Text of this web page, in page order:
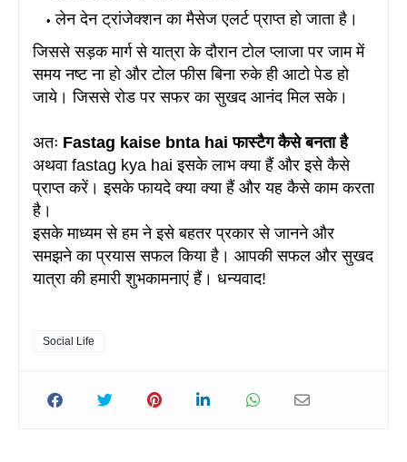
लेन देन ट्रांजेक्शन का मैसेज एलर्ट प्राप्त हो जाता है।
जिससे सड़क मार्ग से यात्रा के दौरान टोल प्लाजा पर जाम में
समय नष्ट ना हो और टोल फीस बिना रुके ही आटो पेड हो
जाये। जिससे रोड पर सफर का सुखद आनंद मिल सके।
अतः Fastag kaise bnta hai फास्टैग कैसे बनता है
अथवा fastag kya hai इसके लाभ क्या हैं और इसे कैसे
प्राप्त करें। इसके फायदे क्या क्या हैं और यह कैसे काम करता
है।
इसके माध्यम से हम ने इसे बहतर प्रकार से जानने और
समझने का प्रयास सफल किया है । आपकी सफल और सुखद
यात्रा की हमारी शुभकामनाएं हैं। धन्यवाद!
Social Life